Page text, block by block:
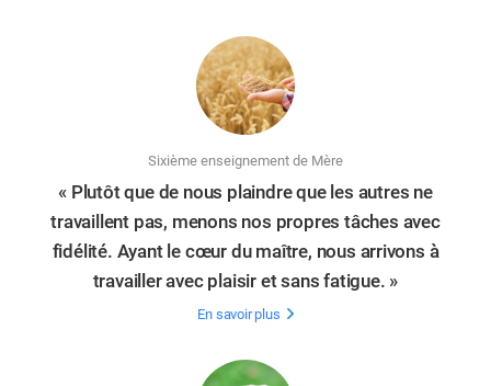
Sixième enseignement de Mère
« Plutôt que de nous plaindre que les autres ne
travaillent pas, menons nos propres tâches avec
fidélité. Ayant le cœur du maître, nous arrivons à
travailler avec plaisir et sans fatigue. »
En savoir plus